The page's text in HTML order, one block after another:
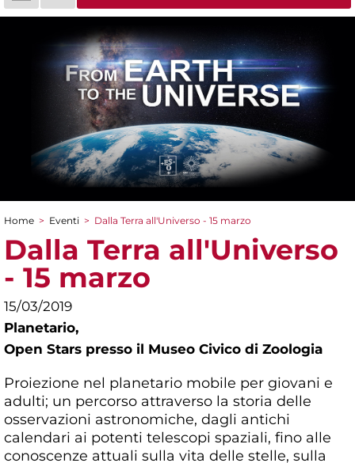
Tu sei qui
Home > Eventi > Dalla Terra all'Universo - 15 marzo
Dalla Terra all'Universo
- 15 marzo
15/03/2019
Planetario,
Open Stars presso il Museo Civico di Zoologia
Proiezione nel planetario mobile per giovani e
adulti; un percorso attraverso la storia delle
osservazioni astronomiche, dagli antichi
calendari ai potenti telescopi spaziali, fino alle
conoscenze attuali sulla vita delle stelle, sulla